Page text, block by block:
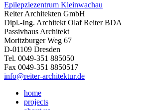
Epilepziezentrum Kleinwachau
Reiter Architekten GmbH
Dipl.-Ing. Architekt Olaf Reiter BDA
Passivhaus Architekt
Moritzburger Weg 67
D-01109 Dresden
Tel. 0049-351 885050
Fax 0049-351 8850517
info@reiter-architektur.de
home
projects